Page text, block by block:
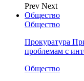
Prev Next
Общество
Общество
Прокуратура
проблемам с
Общество